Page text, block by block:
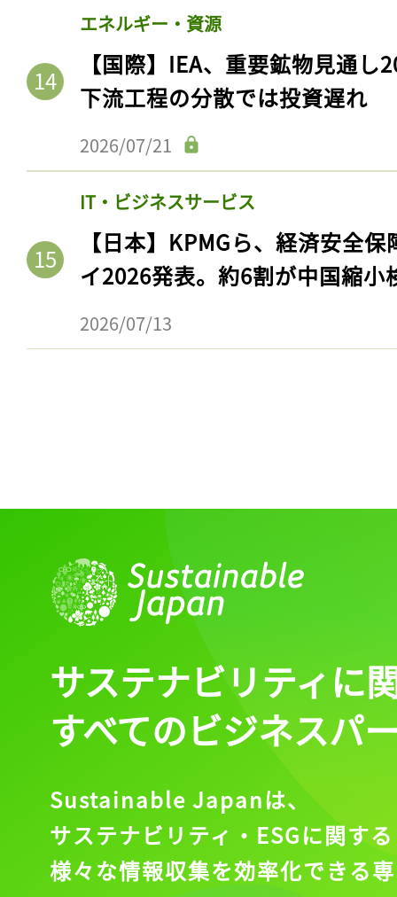
エネルギー・資源
【国際】IEA、重要鉱物見通
下流工程の分散では投資遅れ
2026/07/21
IT・ビジネスサービス
【日本】KPMGら、経済安全
イ2026発表。約6割が中国縮小
2026/07/13
サステナビリティに
すべてのビジネスパ
Sustainable Japanは、
サステナビリティ・ESGに関する
様々な情報収集を効率化できる